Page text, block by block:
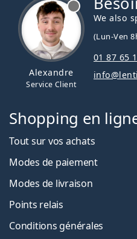
Alexandre
Service Client
We also
(Lun-Ven
01 87 65
Shopping en
Tout sur vos achats
Modes de paiement
Modes de livraison
Points relais
Conditions générales